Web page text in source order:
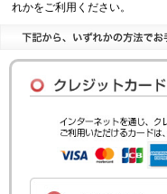
れかをご利用ください。